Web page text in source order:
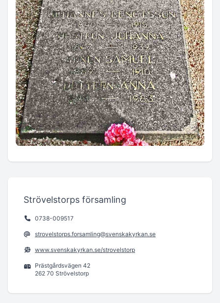
Strövelstorps församling
0738-009517
strovelstorps.forsamling@svenskakyrkan.se
www.svenskakyrkan.se/strovelstorp
Prästgårdsvägen 42
262 70 Strövelstorp